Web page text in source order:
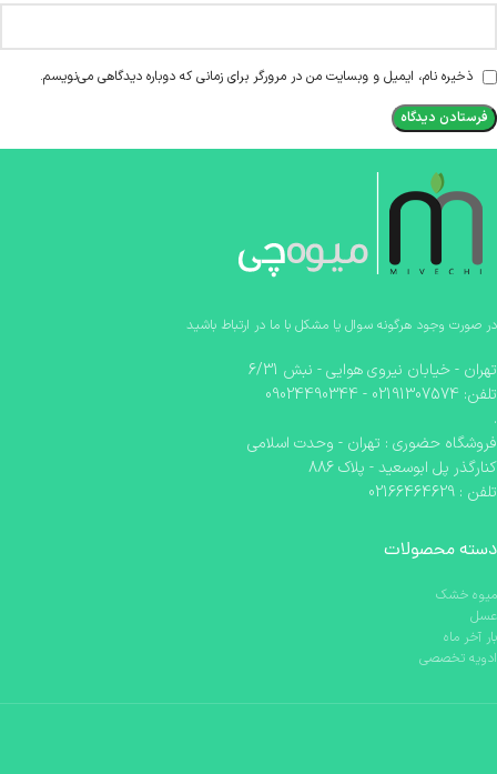
ذخیره نام، ایمیل و وبسایت من در مرورگر برای زمانی که دوباره دیدگاهی می‌نویسم.
در صورت وجود هرگونه سوال یا مشکل با ما در ارتباط باشید
تهران - خیابان نیروی هوایی - نبش 6/31
تلفن: 02191307574 - 09024490344
.
فروشگاه حضوری : تهران - وحدت اسلامی
کنارگذر پل ابوسعید - پلاک 886
تلفن : 02166464629
دسته محصولات
میوه خشک
عسل
بار آخر ماه
ادویه تخصصی